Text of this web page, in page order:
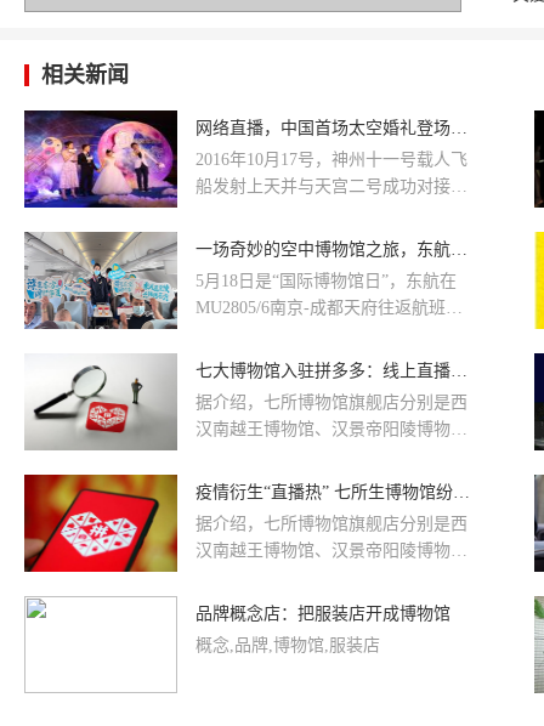
相关新闻
网络直播，中国首场太空婚礼登场北京航天博物馆
2016年10月17号，神州十一号载人飞
船发射上天并与天宫二号成功对接，
发了大众对浩瀚宇宙的无尽遐想。
一场奇妙的空中博物馆之旅，东航推出“国际博物馆日”主题航班
5月18日是“国际博物馆日”，东航在
MU2805/6南京-成都天府往返航班
博物馆日主题航班活动，通过发放博
博物馆知识、赠阅博物馆藏品图册等
方式，为旅客带来了一场奇妙的空中
七大博物馆入驻拼多多：线上直播销售文创产品
据介绍，七所博物馆旗舰店分别是西
汉南越王博物馆、汉景帝阳陵博物
南湘绣博物馆，天坛以及纽约大都会
在拼多多直播销售文创产品，并且除
下午3点和6点，每个整点都有店铺直
疫情衍生“直播热” 七所生博物馆纷纷入拼多多直播带货
据介绍，七所博物馆旗舰店分别是西
汉南越王博物馆、汉景帝阳陵博物
南湘绣博物馆，天坛以及纽约大都会
帝阳陵博物院、西汉南越王博物馆和
品牌概念店：把服装店开成博物馆
概念,品牌,博物馆,服装店